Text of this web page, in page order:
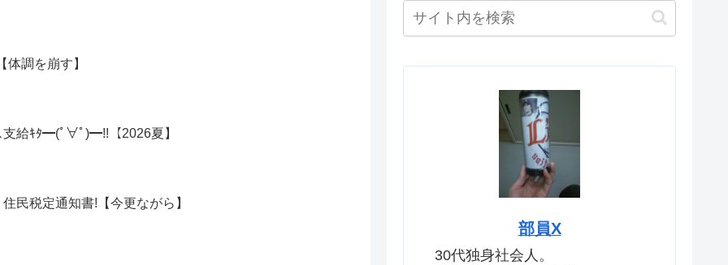
調を崩す】
支給ｷﾀ━(ﾟ∀ﾟ)━!!【2026夏】
民税定通知書!【今更ながら】
部員X
30代独身社会人。